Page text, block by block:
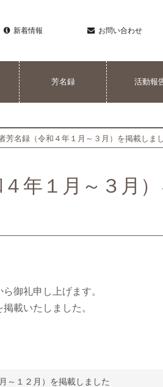
新着情報 お問い合わせ
芳名録 活動報
芳名録（令和４年１月～３月）を掲載しま
年１月～３月
御礼申し上げます。
載いたしました。
～１２月）を掲載しました